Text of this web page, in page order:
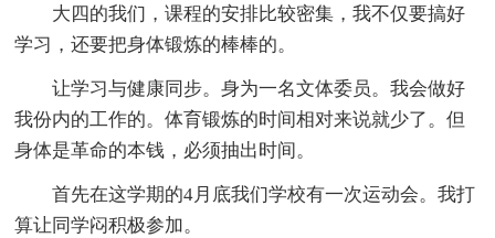
大四的我们，课程的安排比较密集，我不仅要搞好
学习，还要把身体锻炼的棒棒的。
让学习与健康同步。身为一名文体委员。我会做好
我份内的工作的。体育锻炼的时间相对来说就少了。但
身体是革命的本钱，必须抽出时间。
首先在这学期的4月底我们学校有一次运动会。我打
算让同学闷积极参加。